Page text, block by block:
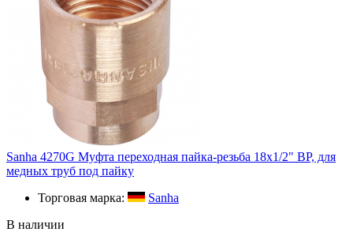
Sanha 4270G Муфта переходная пайка-резьба 18х1/2" ВР, для
медных труб под пайку
Торговая марка:
Sanha
В наличии